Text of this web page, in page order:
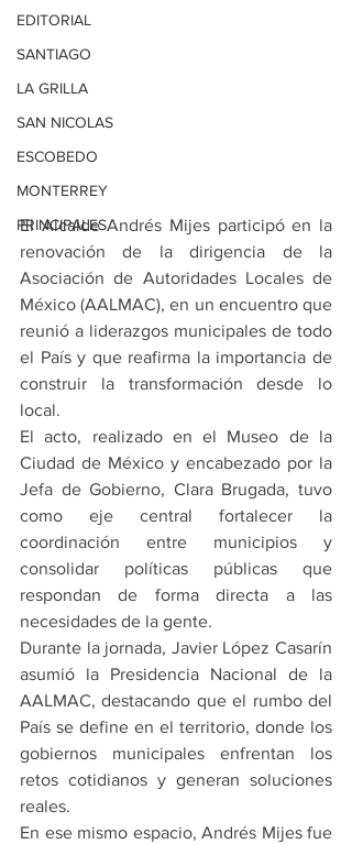
EDITORIAL
SANTIAGO
LA GRILLA
SAN NICOLAS
ESCOBEDO
MONTERREY
PRINCIPALES
El Alcalde Andrés Mijes participó en la
renovación de la dirigencia de la
Asociación de Autoridades Locales de
México (AALMAC), en un encuentro que
reunió a liderazgos municipales de todo
el País y que reafirma la importancia de
construir la transformación desde lo
local.
El acto, realizado en el Museo de la
Ciudad de México y encabezado por la
Jefa de Gobierno, Clara Brugada, tuvo
como eje central fortalecer la
coordinación entre municipios y
consolidar políticas públicas que
respondan de forma directa a las
necesidades de la gente.
Durante la jornada, Javier López Casarín
asumió la Presidencia Nacional de la
AALMAC, destacando que el rumbo del
País se define en el territorio, donde los
gobiernos municipales enfrentan los
retos cotidianos y generan soluciones
reales.
En ese mismo espacio, Andrés Mijes fue